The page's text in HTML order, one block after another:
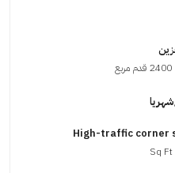
2400 قدم مربع
High-traffic corner
Sq